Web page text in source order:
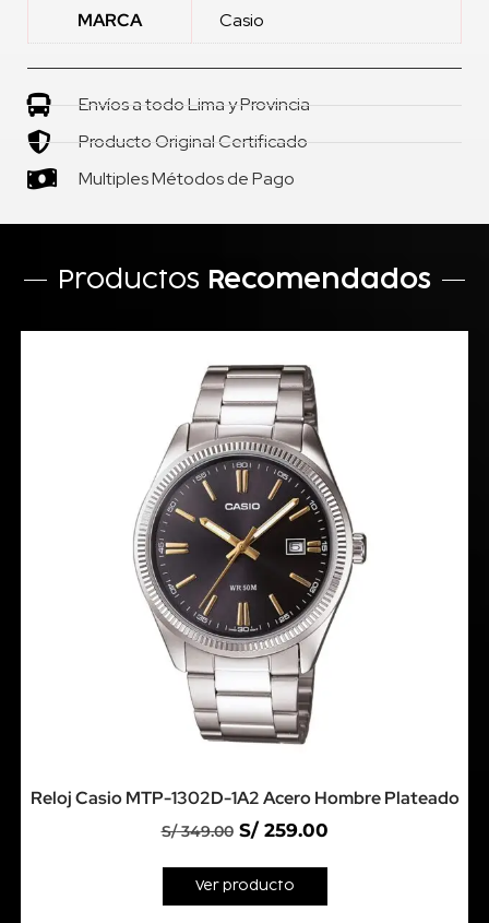
MARCA Casio
Envíos a todo Lima y Provincia
Producto Original Certificado
Multiples Métodos de Pago
Productos Recomendados
Reloj Casio MTP-1302D-1A2 Acero Hombre Plateado
S/349.00 S/259.00
Ver producto